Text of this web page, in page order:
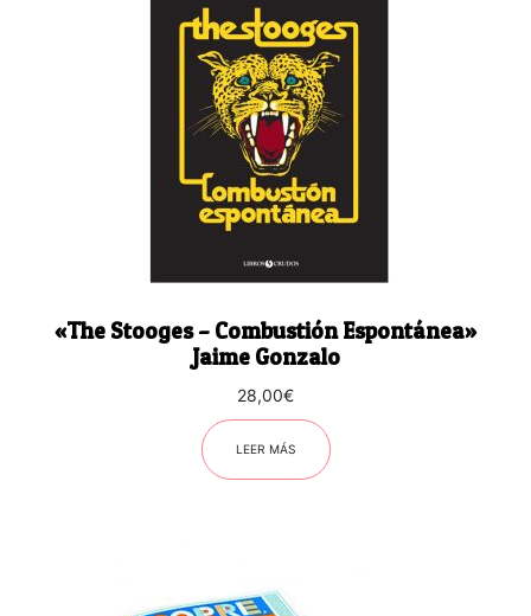
«The Stooges – Combustión Espontánea»
Jaime Gonzalo
28,00€
LEER MÁS